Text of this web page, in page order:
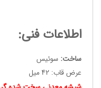
اطلاعات فنی:
ساخت: سوئیس
عرض قاب: 42 میل